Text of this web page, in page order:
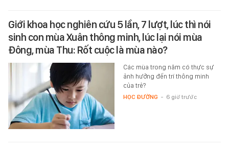
Giới khoa học nghiên cứu 5 lần, 7 lượt, lúc thì nói
sinh con mùa Xuân thông minh, lúc lại nói mùa
Đông, mùa Thu: Rốt cuộc là mùa nào?
Các mùa trong năm có thực sự
ảnh hưởng đến trí thông minh
của trẻ?
HỌC ĐƯỜNG - 6 giờ trước